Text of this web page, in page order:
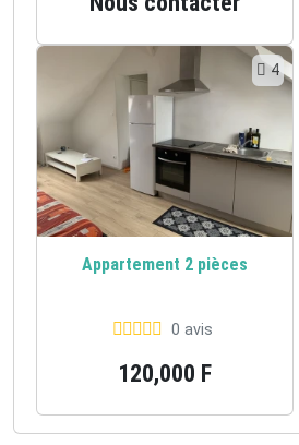
4
Appartement 2 pièces
0 avis
120,000 F